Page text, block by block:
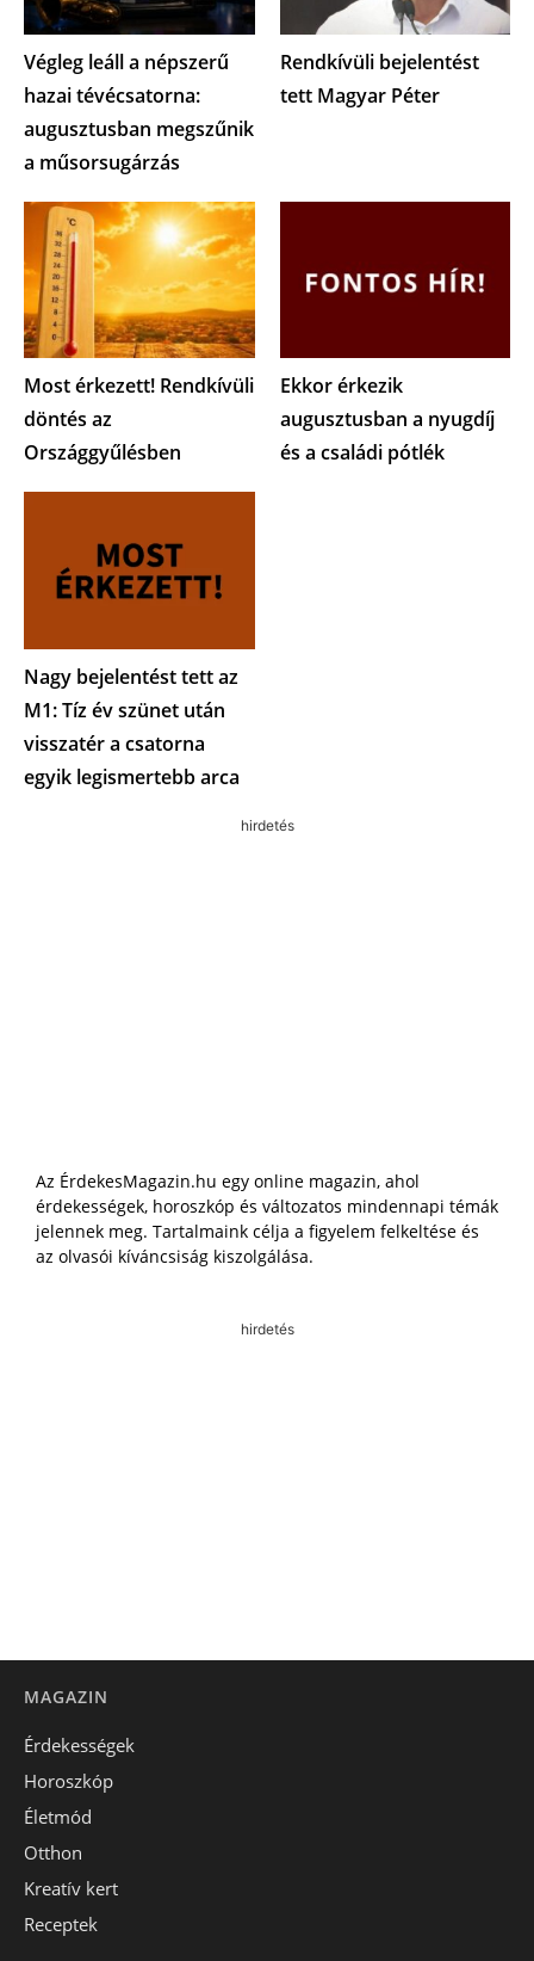
Végleg leáll a népszerű
hazai tévécsatorna:
augusztusban megszűnik
a műsorsugárzás
Rendkívüli bejelentést
tett Magyar Péter
Most érkezett! Rendkívüli
döntés az
Országgyűlésben
Ekkor érkezik
augusztusban a nyugdíj
és a családi pótlék
Nagy bejelentést tett az
M1: Tíz év szünet után
visszatér a csatorna
egyik legismertebb arca
hirdetés
Az ÉrdekesMagazin.hu egy online magazin, ahol
érdekességek, horoszkóp és változatos mindennapi témák
jelennek meg. Tartalmaink célja a figyelem felkeltése és
az olvasói kíváncsiság kiszolgálása.
hirdetés
MAGAZIN
Érdekességek
Horoszkóp
Életmód
Otthon
Kreatív kert
Receptek